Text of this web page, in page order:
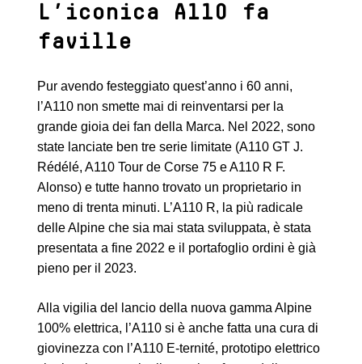
L’iconica A110 fa
faville
Pur avendo festeggiato quest’anno i 60 anni,
l’A110 non smette mai di reinventarsi per la
grande gioia dei fan della Marca. Nel 2022, sono
state lanciate ben tre serie limitate (A110 GT J.
Rédélé, A110 Tour de Corse 75 e A110 R F.
Alonso) e tutte hanno trovato un proprietario in
meno di trenta minuti. L’A110 R, la più radicale
delle Alpine che sia mai stata sviluppata, è stata
presentata a fine 2022 e il portafoglio ordini è già
pieno per il 2023.
Alla vigilia del lancio della nuova gamma Alpine
100% elettrica, l’A110 si è anche fatta una cura di
giovinezza con l’A110 E-ternité, prototipo elettrico